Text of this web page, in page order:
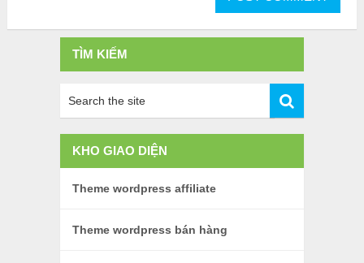
TÌM KIẾM
KHO GIAO DIỆN
Theme wordpress affiliate
Theme wordpress bán hàng